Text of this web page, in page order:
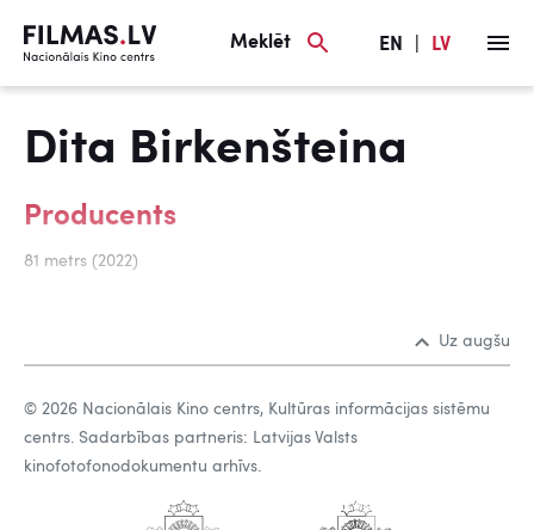
Meklēt EN LV
Dita Birkenšteina
Producents
81 metrs (2022)
Uz augšu
© 2026 Nacionālais Kino centrs, Kultūras informācijas sistēmu
centrs. Sadarbības partneris: Latvijas Valsts
kinofotofonodokumentu arhīvs.